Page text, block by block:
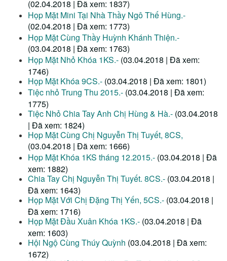
(02.04.2018 | Đã xem: 1837)
Họp Mặt Mini Tại Nhà Thầy Ngô Thế Hùng.-
(02.04.2018 | Đã xem: 1773)
Họp Mặt Cùng Thầy Huỳnh Khánh Thiện.-
(03.04.2018 | Đã xem: 1763)
Họp Mặt Nhỏ Khóa 1KS.- (03.04.2018 | Đã xem:
1746)
Họp Mặt Khóa 9CS.- (03.04.2018 | Đã xem: 1801)
Tiệc nhỏ Trung Thu 2015.- (03.04.2018 | Đã xem:
1775)
Tiệc Nhỏ Chia Tay Anh Chị Hùng & Hà.- (03.04.2018
| Đã xem: 1824)
Họp Mặt Cùng Chị Nguyễn Thị Tuyết, 8CS,
(03.04.2018 | Đã xem: 1666)
Họp Mặt Khóa 1KS tháng 12.2015.- (03.04.2018 | Đã
xem: 1882)
Chia Tay Chị Nguyễn Thị Tuyết. 8CS.- (03.04.2018 |
Đã xem: 1643)
Họp Mặt Với Chị Đặng Thị Yến, 5CS.- (03.04.2018 |
Đã xem: 1716)
Họp Mặt Đầu Xuân Khóa 1KS.- (03.04.2018 | Đã
xem: 1603)
Hội Ngộ Cùng Thúy Quỳnh (03.04.2018 | Đã xem:
1672)